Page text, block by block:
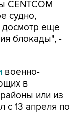
еще
блокады", -
или из
13 апреля по